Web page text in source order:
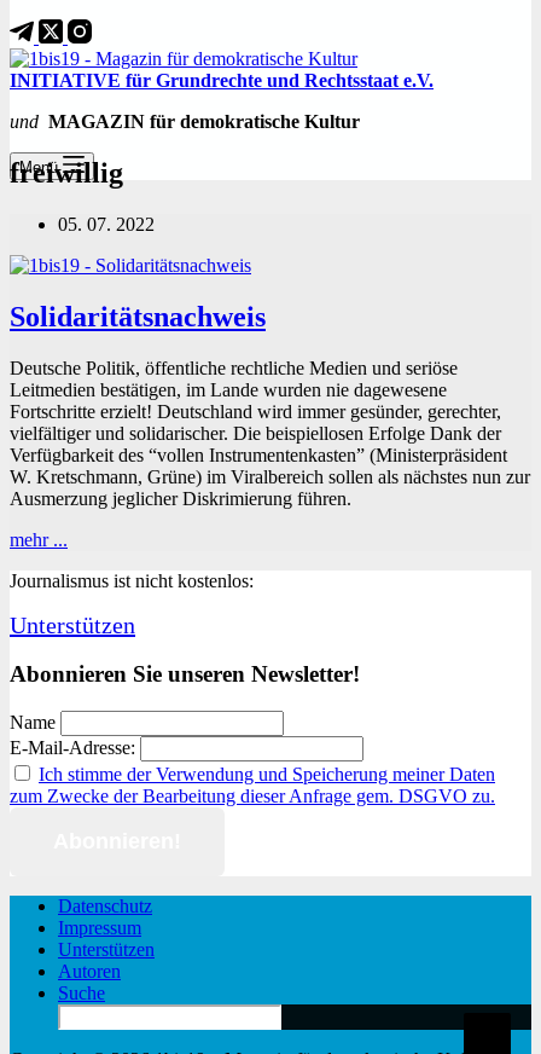
INITIATIVE für Grundrechte und Rechtsstaat e.V.
und MAGAZIN für demokratische Kultur
Menü
freiwillig
05. 07. 2022
Solidaritätsnachweis
Deutsche Politik, öffentliche rechtliche Medien und seriöse
Leitmedien bestätigen, im Lande wurden nie dagewesene
Fortschritte erzielt! Deutschland wird immer gesünder, gerechter,
vielfältiger und solidarischer. Die beispiellosen Erfolge Dank der
Verfügbarkeit des “vollen Instrumentenkasten” (Ministerpräsident
W. Kretschmann, Grüne) im Viralbereich sollen als nächstes nun zur
Ausmerzung jeglicher Diskrimierung führen.
mehr ...
Journalismus ist nicht kostenlos:
Unterstützen
Abonnieren Sie unseren Newsletter!
Name
E-Mail-Adresse:
Ich stimme der Verwendung und Speicherung meiner Daten
zum Zwecke der Bearbeitung dieser Anfrage gem. DSGVO zu.
Datenschutz
Impressum
Unterstützen
Autoren
Suche
Search
for: